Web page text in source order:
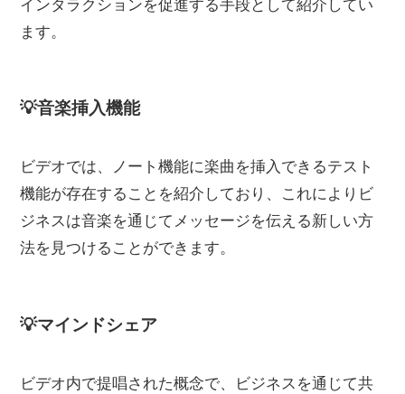
インタラクションを促進する手段として紹介してい
ます。
💡音楽挿入機能
ビデオでは、ノート機能に楽曲を挿入できるテスト
機能が存在することを紹介しており、これによりビ
ジネスは音楽を通じてメッセージを伝える新しい方
法を見つけることができます。
💡マインドシェア
ビデオ内で提唱された概念で、ビジネスを通じて共